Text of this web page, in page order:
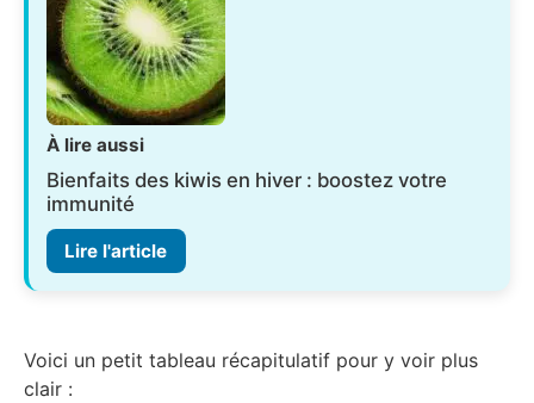
À lire aussi
Bienfaits des kiwis en hiver : boostez votre
immunité
Lire l'article
Voici un petit tableau récapitulatif pour y voir plus
clair :